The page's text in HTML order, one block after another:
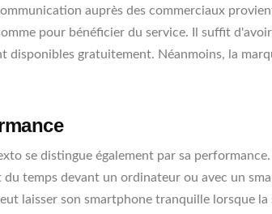
auprès des commerciaux
pour bénéficier du service. Il suffit
disponibles gratuitement. Néanmoins, la
se distingue également par sa
temps devant un ordinateur ou avec un
laisser son smartphone tranquille lorsque